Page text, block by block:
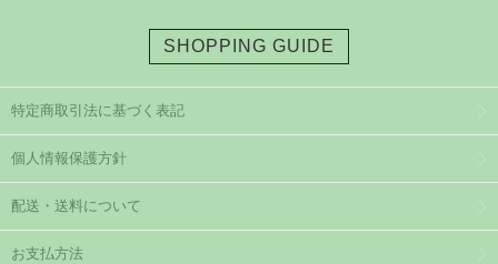
SHOPPING GUIDE
特定商取引法に基づく表記
個人情報保護方針
配送・送料について
お支払方法